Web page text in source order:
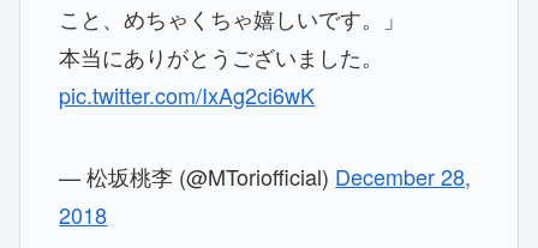
こと、めちゃくちゃ嬉しいです。」
本当にありがとうございました。
pic.twitter.com/IxAg2ci6wK
— 松坂桃李 (@MToriofficial) December 28,
2018